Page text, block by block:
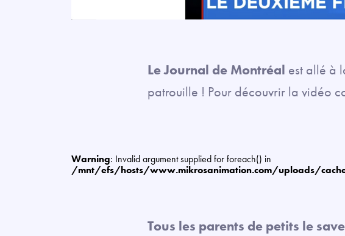
Le Journal de Montréal est allé à
patrouille ! Pour découvrir la vidéo
Warning: Invalid argument supplied for foreach() in
/mnt/efs/hosts/www.mikrosanimation.com/uploads/
Tous les parents de petits le